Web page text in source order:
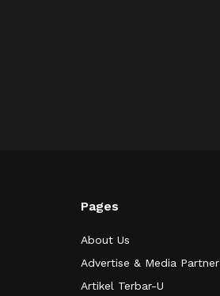
Pages
About Us
Advertise & Media Partner
Artikel Terbar-U